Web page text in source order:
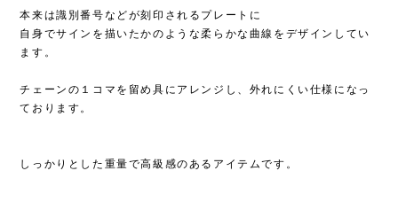
本来は識別番号などが刻印されるプレートに
自身でサインを描いたかのような柔らかな曲線をデザインしてい
ます。
チェーンの１コマを留め具にアレンジし、外れにくい仕様になっ
ております。
しっかりとした重量で高級感のあるアイテムです。